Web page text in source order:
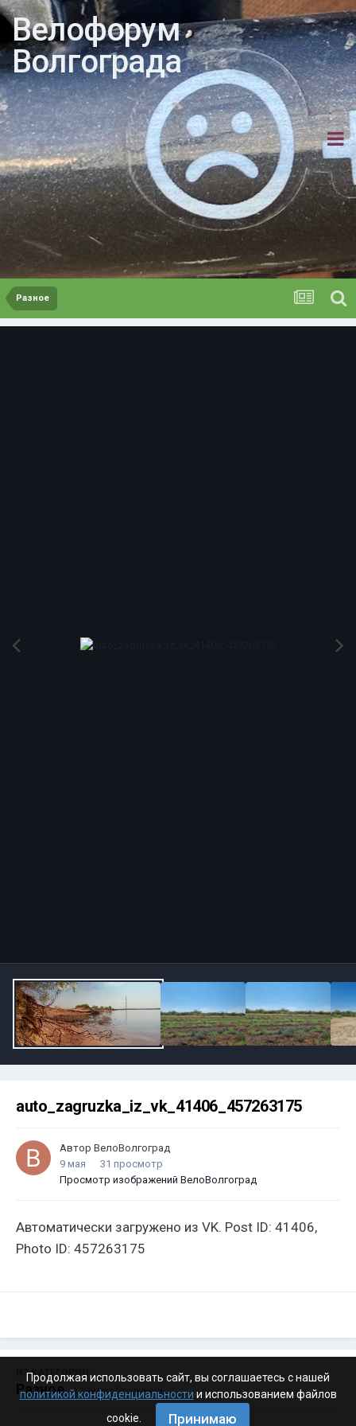
Велофорум
Волгограда
Разное
auto_zagruzka_iz_vk_41406_457263175
Автор ВелоВолгоград
9 мая
31 просмотр
Просмотр изображений ВелоВолгоград
Автоматически загружено из VK. Post ID: 41406,
Photo ID: 457263175
ИЗ КАТЕГОРИИ:
Разное · 4 199 изображений
Продолжая использовать сайт, вы соглашаетесь с нашей
политикой конфиденциальности и использованием файлов
cookie.
Принимаю